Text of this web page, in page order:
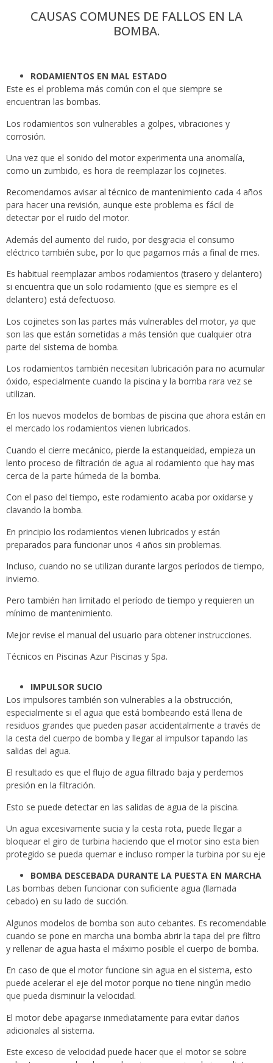
CAUSAS COMUNES DE FALLOS EN LA
BOMBA.
RODAMIENTOS EN MAL ESTADO
Este es el problema más común con el que siempre se
encuentran las bombas.
Los rodamientos son vulnerables a golpes, vibraciones y
corrosión.
Una vez que el sonido del motor experimenta una anomalía,
como un zumbido, es hora de reemplazar los cojinetes.
Recomendamos avisar al técnico de mantenimiento cada 4 años
para hacer una revisión, aunque este problema es fácil de
detectar por el ruido del motor.
Además del aumento del ruido, por desgracia el consumo
eléctrico también sube, por lo que pagamos más a final de mes.
Es habitual reemplazar ambos rodamientos (trasero y delantero)
si encuentra que un solo rodamiento (que es siempre es el
delantero) está defectuoso.
Los cojinetes son las partes más vulnerables del motor, ya que
son las que están sometidas a más tensión que cualquier otra
parte del sistema de bomba.
Los rodamientos también necesitan lubricación para no acumular
óxido, especialmente cuando la piscina y la bomba rara vez se
utilizan.
En los nuevos modelos de bombas de piscina que ahora están en
el mercado los rodamientos vienen lubricados.
Cuando el cierre mecánico, pierde la estanqueidad, empieza un
lento proceso de filtración de agua al rodamiento que hay mas
cerca de la parte húmeda de la bomba.
Con el paso del tiempo, este rodamiento acaba por oxidarse y
clavando la bomba.
En principio los rodamientos vienen lubricados y están
preparados para funcionar unos 4 años sin problemas.
Incluso, cuando no se utilizan durante largos períodos de tiempo,
invierno.
Pero también han limitado el período de tiempo y requieren un
mínimo de mantenimiento.
Mejor revise el manual del usuario para obtener instrucciones.
Técnicos en Piscinas Azur Piscinas y Spa.
IMPULSOR SUCIO
Los impulsores también son vulnerables a la obstrucción,
especialmente si el agua que está bombeando está llena de
residuos grandes que pueden pasar accidentalmente a través de
la cesta del cuerpo de bomba y llegar al impulsor tapando las
salidas del agua.
El resultado es que el flujo de agua filtrado baja y perdemos
presión en la filtración.
Esto se puede detectar en las salidas de agua de la piscina.
Un agua excesivamente sucia y la cesta rota, puede llegar a
bloquear el giro de turbina haciendo que el motor sino esta bien
protegido se pueda quemar e incluso romper la turbina por su eje
BOMBA DESCEBADA DURANTE LA PUESTA EN MARCHA
Las bombas deben funcionar con suficiente agua (llamada
cebado) en su lado de succión.
Algunos modelos de bomba son auto cebantes. Es recomendable
cuando se pone en marcha una bomba abrir la tapa del pre filtro
y rellenar de agua hasta el máximo posible el cuerpo de bomba.
En caso de que el motor funcione sin agua en el sistema, esto
puede acelerar el eje del motor porque no tiene ningún medio
que pueda disminuir la velocidad.
El motor debe apagarse inmediatamente para evitar daños
adicionales al sistema.
Este exceso de velocidad puede hacer que el motor se sobre